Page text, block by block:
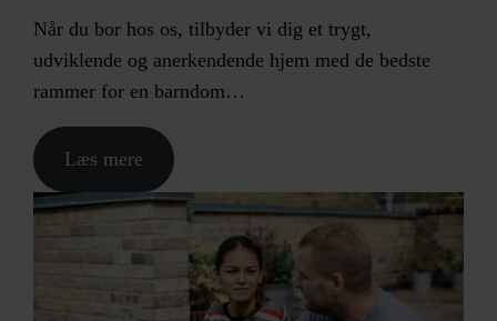
Når du bor hos os, tilbyder vi dig et trygt,
udviklende og anerkendende hjem med de bedste
rammer for en barndom…
Læs mere